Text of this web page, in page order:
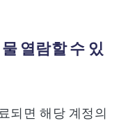
열람할 수 있
되면 해당 계정의